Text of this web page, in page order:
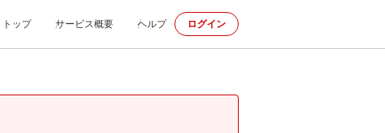
トップ サービス概要 ヘルプ ログイン